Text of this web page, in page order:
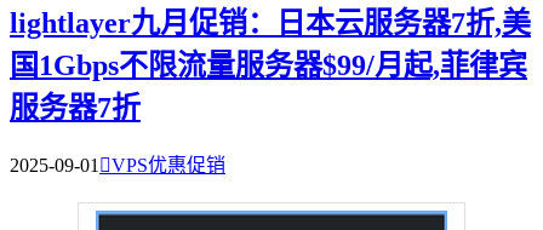
lightlayer九月促销：日本云服务器7折,美
国1Gbps不限流量服务器$99/月起,菲律宾
服务器7折
2025-09-01VPS优惠促销